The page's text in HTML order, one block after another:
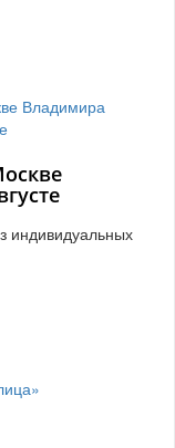
индивидуальных